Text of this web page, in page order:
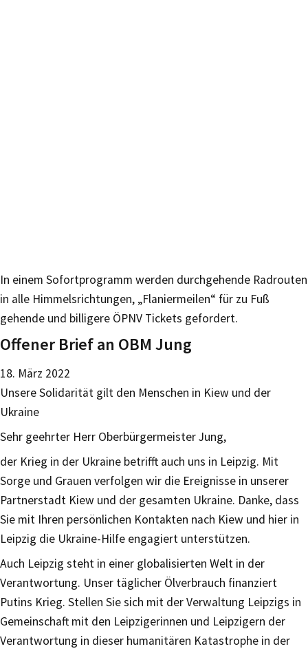
In einem Sofortprogramm werden durchgehende Radrouten
in alle Himmelsrichtungen, „Flaniermeilen“ für zu Fuß
gehende und billigere ÖPNV Tickets gefordert.
Offener Brief an OBM Jung
18. März 2022
Unsere Solidarität gilt den Menschen in Kiew und der
Ukraine
Sehr geehrter Herr Oberbürgermeister Jung,
der Krieg in der Ukraine betrifft auch uns in Leipzig. Mit
Sorge und Grauen verfolgen wir die Ereignisse in unserer
Partnerstadt Kiew und der gesamten Ukraine. Danke, dass
Sie mit Ihren persönlichen Kontakten nach Kiew und hier in
Leipzig die Ukraine-Hilfe engagiert unterstützen.
Auch Leipzig steht in einer globalisierten Welt in der
Verantwortung. Unser täglicher Ölverbrauch finanziert
Putins Krieg. Stellen Sie sich mit der Verwaltung Leipzigs in
Gemeinschaft mit den Leipzigerinnen und Leipzigern der
Verantwortung in dieser humanitären Katastrophe in der